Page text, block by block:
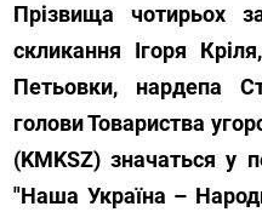
Прізвища чотирьох
скликання Ігоря
Петьовки, нардепа
голови Товариства
(KMKSZ) значаться у
"Наша Україна –